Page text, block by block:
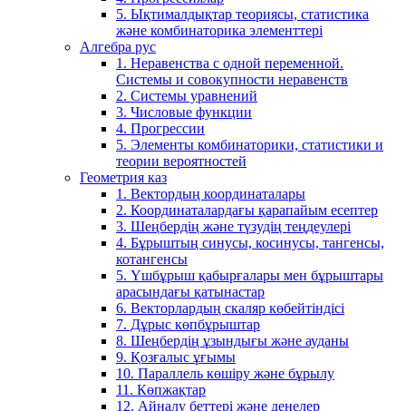
5. Ықтималдықтар теориясы, статистика
және комбинаторика элементтері
Алгебра рус
1. Неравенства с одной переменной.
Системы и совокупности неравенств
2. Системы уравнений
3. Числовые функции
4. Прогрессии
5. Элементы комбинаторики, статистики и
теории вероятностей
Геометрия каз
1. Вектордың координаталары
2. Координаталардағы қарапайым есептер
3. Шеңбердің және түзудің теңдеулері
4. Бұрыштың синусы, косинусы, тангенсы,
котангенсы
5. Үшбұрыш қабырғалары мен бұрыштары
арасындағы қатынастар
6. Векторлардың скаляр көбейтіндісі
7. Дұрыс көпбұрыштар
8. Шеңбердің ұзындығы және ауданы
9. Қозғалыс ұғымы
10. Параллель көшіру және бұрылу
11. Көпжақтар
12. Айналу беттері және денелер